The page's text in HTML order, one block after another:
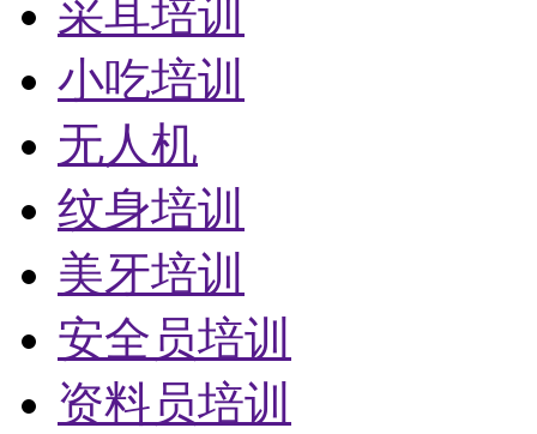
采耳培训
小吃培训
无人机
纹身培训
美牙培训
安全员培训
资料员培训